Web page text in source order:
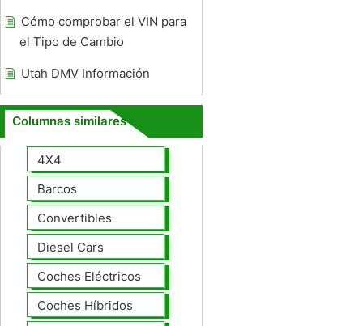
Cómo comprobar el VIN para
el Tipo de Cambio
Utah DMV Información
Columnas similares
4X4
Barcos
Convertibles
Diesel Cars
Coches Eléctricos
Coches Híbridos